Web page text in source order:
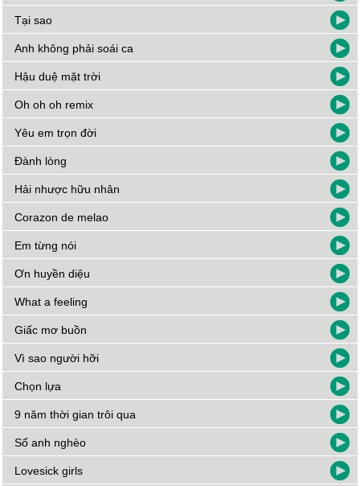
Tại sao
Anh không phải soái ca
Hậu duệ mặt trời
Oh oh oh remix
Yêu em trọn đời
Đành lòng
Hải nhược hữu nhân
Corazon de melao
Em từng nói
Ơn huyền diệu
What a feeling
Giấc mơ buồn
Vì sao người hỡi
Chọn lựa
9 năm thời gian trôi qua
Số anh nghèo
Lovesick girls